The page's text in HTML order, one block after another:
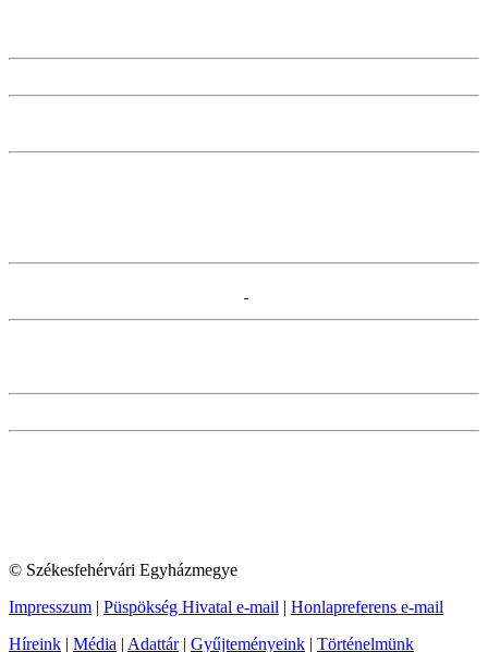
© Székesfehérvári Egyházmegye
Impresszum | Püspökség Hivatal e-mail | Honlapreferens e-mail
Híreink | Média | Adattár| Gyűjteményeink | Történelmünk